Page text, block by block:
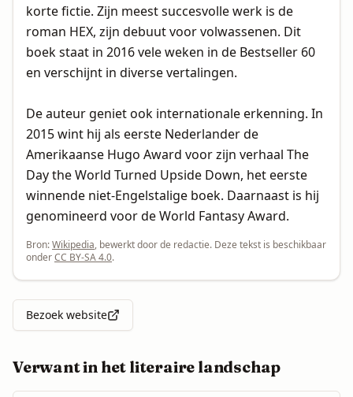
korte fictie. Zijn meest succesvolle werk is de
roman HEX, zijn debuut voor volwassenen. Dit
boek staat in 2016 vele weken in de Bestseller 60
en verschijnt in diverse vertalingen.
De auteur geniet ook internationale erkenning. In
2015 wint hij als eerste Nederlander de
Amerikaanse Hugo Award voor zijn verhaal The
Day the World Turned Upside Down, het eerste
winnende niet-Engelstalige boek. Daarnaast is hij
genomineerd voor de World Fantasy Award.
Bron:Wikipedia, bewerkt door de redactie. Deze tekst is beschikbaar
onderCC BY-SA 4.0.
Bezoek website
Verwant in het literaire landschap